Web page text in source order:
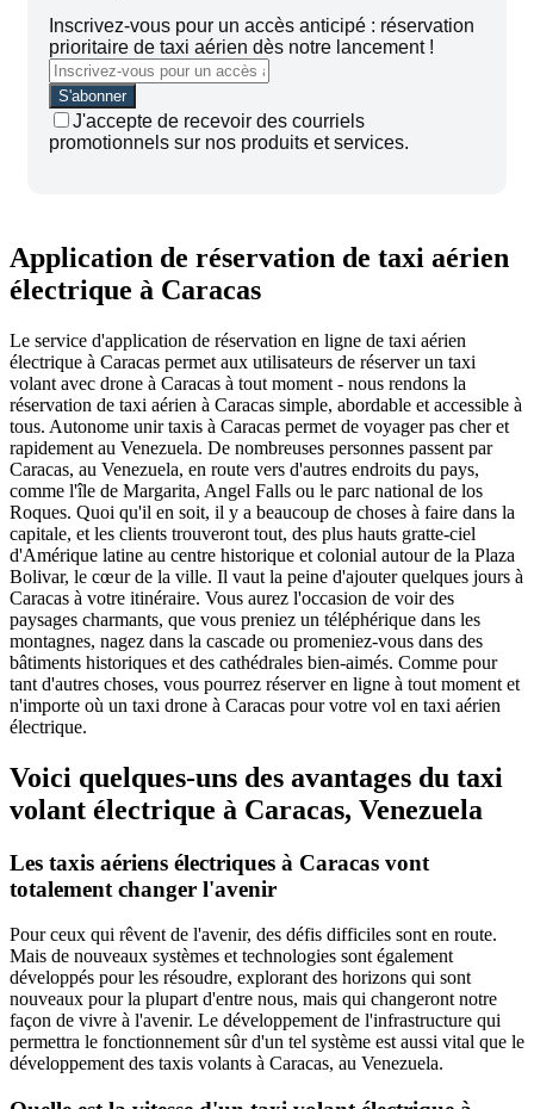
Inscrivez-vous pour un accès anticipé : réservation
prioritaire de taxi aérien dès notre lancement !
J'accepte de recevoir des courriels
promotionnels sur nos produits et services.
Application de réservation de taxi aérien
électrique à Caracas
Le service d'application de réservation en ligne de taxi aérien
électrique à Caracas permet aux utilisateurs de réserver un taxi
volant avec drone à Caracas à tout moment - nous rendons la
réservation de taxi aérien à Caracas simple, abordable et accessible à
tous. Autonome unir taxis à Caracas permet de voyager pas cher et
rapidement au Venezuela. De nombreuses personnes passent par
Caracas, au Venezuela, en route vers d'autres endroits du pays,
comme l'île de Margarita, Angel Falls ou le parc national de los
Roques. Quoi qu'il en soit, il y a beaucoup de choses à faire dans la
capitale, et les clients trouveront tout, des plus hauts gratte-ciel
d'Amérique latine au centre historique et colonial autour de la Plaza
Bolivar, le cœur de la ville. Il vaut la peine d'ajouter quelques jours à
Caracas à votre itinéraire. Vous aurez l'occasion de voir des
paysages charmants, que vous preniez un téléphérique dans les
montagnes, nagez dans la cascade ou promeniez-vous dans des
bâtiments historiques et des cathédrales bien-aimés. Comme pour
tant d'autres choses, vous pourrez réserver en ligne à tout moment et
n'importe où un taxi drone à Caracas pour votre vol en taxi aérien
électrique.
Voici quelques-uns des avantages du taxi
volant électrique à Caracas, Venezuela
Les taxis aériens électriques à Caracas vont
totalement changer l'avenir
Pour ceux qui rêvent de l'avenir, des défis difficiles sont en route.
Mais de nouveaux systèmes et technologies sont également
développés pour les résoudre, explorant des horizons qui sont
nouveaux pour la plupart d'entre nous, mais qui changeront notre
façon de vivre à l'avenir. Le développement de l'infrastructure qui
permettra le fonctionnement sûr d'un tel système est aussi vital que le
développement des taxis volants à Caracas, au Venezuela.